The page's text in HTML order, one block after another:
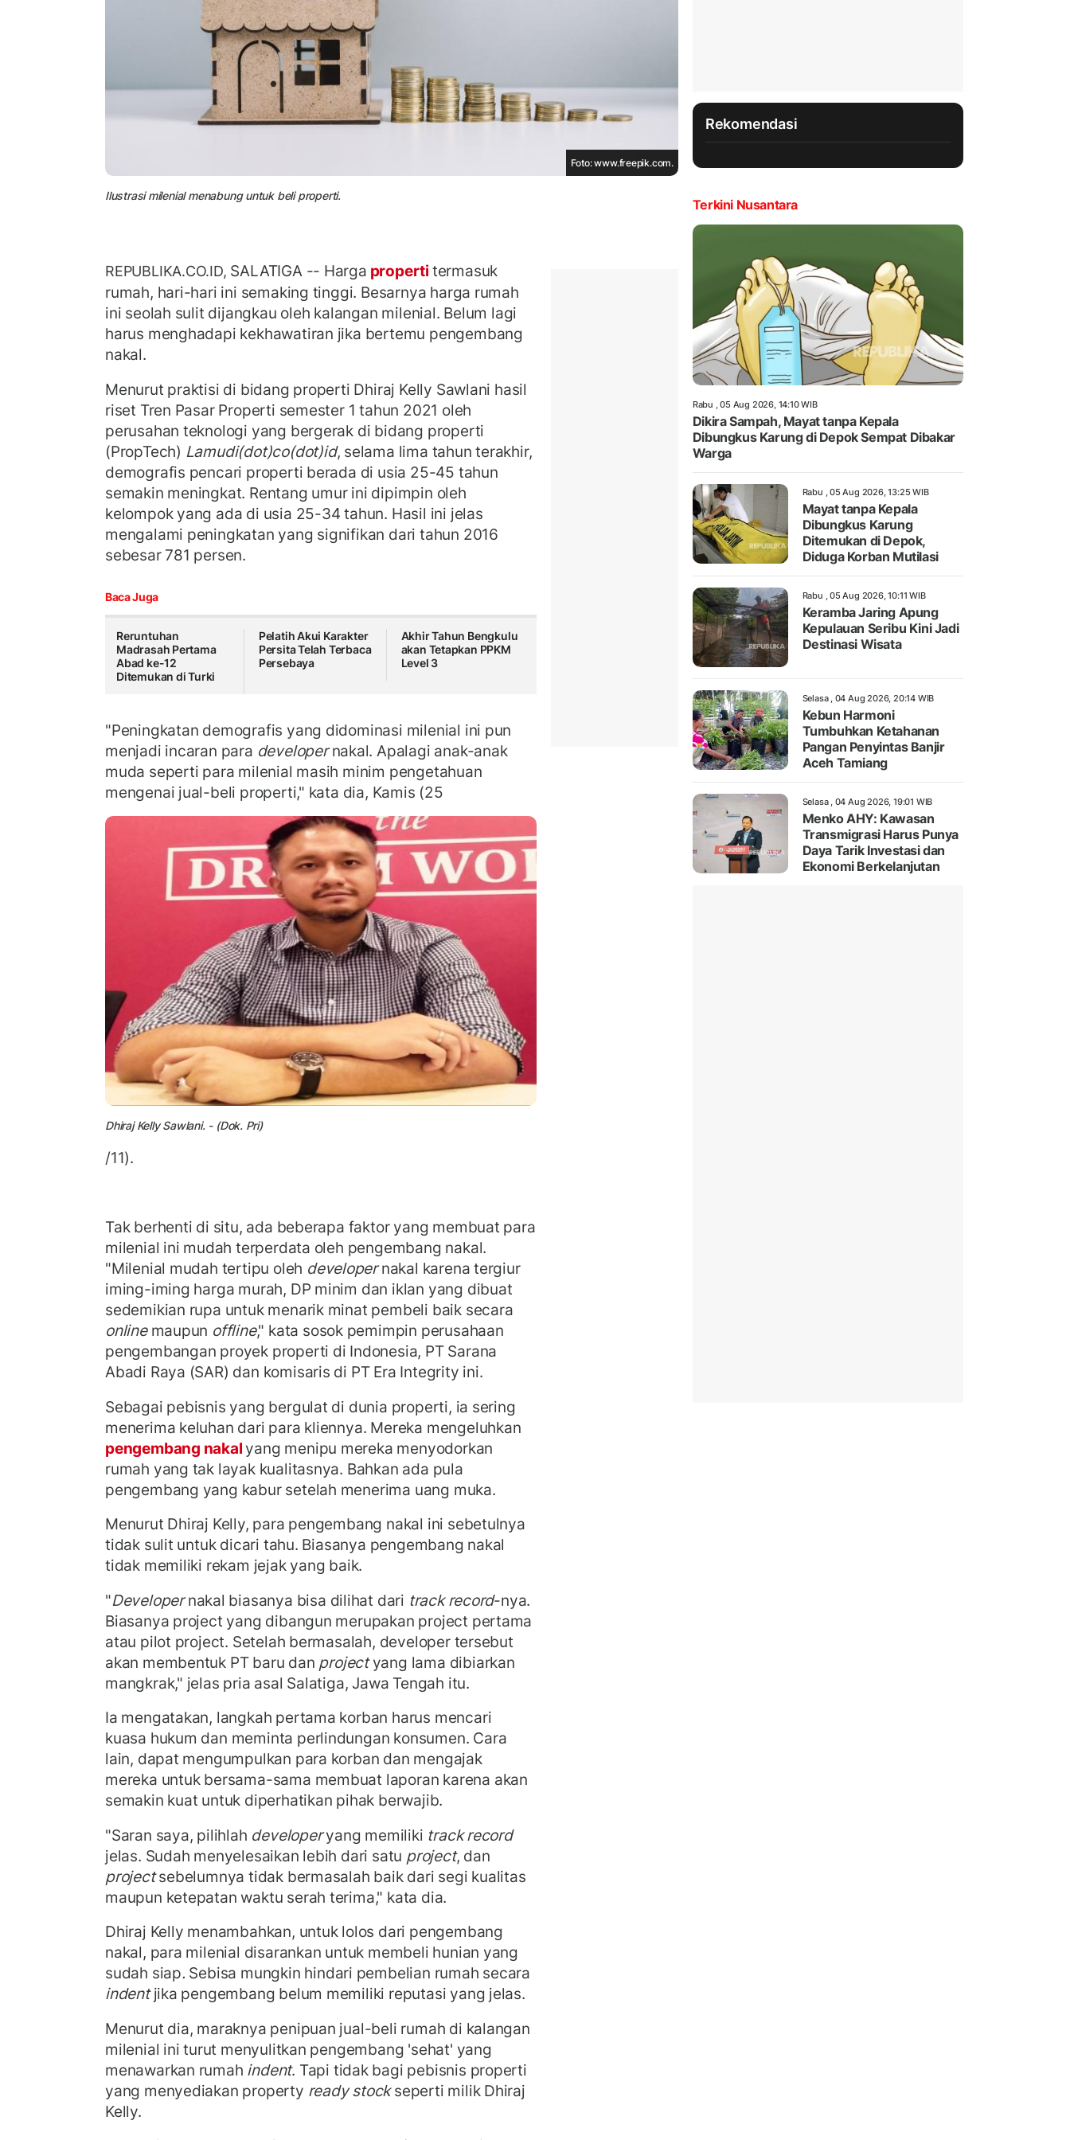
Foto: www.freepik.com.
Ilustrasi milenial menabung untuk beli properti.
REPUBLIKA.CO.ID, SALATIGA -- Harga properti termasuk
rumah, hari-hari ini semaking tinggi. Besarnya harga rumah
ini seolah sulit dijangkau oleh kalangan milenial. Belum lagi
harus menghadapi kekhawatiran jika bertemu pengembang
nakal.
Menurut praktisi di bidang properti Dhiraj Kelly Sawlani hasil
riset Tren Pasar Properti semester 1 tahun 2021 oleh
perusahan teknologi yang bergerak di bidang properti
(PropTech) Lamudi(dot)co(dot)id, selama lima tahun terakhir,
demografis pencari properti berada di usia 25-45 tahun
semakin meningkat. Rentang umur ini dipimpin oleh
kelompok yang ada di usia 25-34 tahun. Hasil ini jelas
mengalami peningkatan yang signifikan dari tahun 2016
sebesar 781 persen.
Baca Juga
Reruntuhan
Madrasah Pertama
Abad ke-12
Ditemukan di Turki
Pelatih Akui Karakter
Persita Telah Terbaca
Persebaya
Akhir Tahun Bengkulu
akan Tetapkan PPKM
Level 3
"Peningkatan demografis yang didominasi milenial ini pun
menjadi incaran para developernakal. Apalagi anak-anak
muda seperti para milenial masih minim pengetahuan
mengenai jual-beli properti," kata dia, Kamis (25
Dhiraj Kelly Sawlani. - (Dok. Pri)
/11).
Tak berhenti di situ, ada beberapa faktor yang membuat para
milenial ini mudah terperdata oleh pengembang nakal.
"Milenial mudah tertipu oleh developernakal karena tergiur
iming-iming harga murah, DP minim dan iklan yang dibuat
sedemikian rupa untuk menarik minat pembeli baik secara
onlinemaupun offline," kata sosok pemimpin perusahaan
pengembangan proyek properti di Indonesia, PT Sarana
Abadi Raya (SAR) dan komisaris di PT Era Integrity ini.
Sebagai pebisnis yang bergulat di dunia properti, ia sering
menerima keluhan dari para kliennya. Mereka mengeluhkan
pengembang nakal yang menipu mereka menyodorkan
rumah yang tak layak kualitasnya. Bahkan ada pula
pengembang yang kabur setelah menerima uang muka.
Menurut Dhiraj Kelly, para pengembang nakal ini sebetulnya
tidak sulit untuk dicari tahu. Biasanya pengembang nakal
tidak memiliki rekam jejak yang baik.
"Developernakal biasanya bisa dilihat dari track record-nya.
Biasanya project yang dibangun merupakan project pertama
atau pilot project. Setelah bermasalah, developer tersebut
akan membentuk PT baru dan projectyang lama dibiarkan
mangkrak," jelas pria asal Salatiga, Jawa Tengah itu.
Ia mengatakan, langkah pertama korban harus mencari
kuasa hukum dan meminta perlindungan konsumen. Cara
lain, dapat mengumpulkan para korban dan mengajak
mereka untuk bersama-sama membuat laporan karena akan
semakin kuat untuk diperhatikan pihak berwajib.
"Saran saya, pilihlah developeryang memiliki track record
jelas. Sudah menyelesaikan lebih dari satu project, dan
projectsebelumnya tidak bermasalah baik dari segi kualitas
maupun ketepatan waktu serah terima," kata dia.
Dhiraj Kelly menambahkan, untuk lolos dari pengembang
nakal, para milenial disarankan untuk membeli hunian yang
sudah siap.Sebisa mungkin hindari pembelian rumah secara
indentjika pengembang belum memiliki reputasi yang jelas.
Menurut dia, maraknya penipuan jual-beli rumah di kalangan
milenial ini turut menyulitkan pengembang 'sehat' yang
menawarkan rumah indent. Tapi tidak bagi pebisnis properti
yang menyediakan property ready stockseperti milik Dhiraj
Kelly.
Rekomendasi
Terkini Nusantara
Rabu , 05 Aug 2026, 14:10 WIB
Dikira Sampah, Mayat tanpa Kepala
Dibungkus Karung di Depok Sempat Dibakar
Warga
Rabu , 05 Aug 2026, 13:25 WIB
Mayat tanpa Kepala
Dibungkus Karung
Ditemukan di Depok,
Diduga Korban Mutilasi
Rabu , 05 Aug 2026, 10:11 WIB
Keramba Jaring Apung
Kepulauan Seribu Kini Jadi
Destinasi Wisata
Selasa , 04 Aug 2026, 20:14 WIB
Kebun Harmoni
Tumbuhkan Ketahanan
Pangan Penyintas Banjir
Aceh Tamiang
Selasa , 04 Aug 2026, 19:01 WIB
Menko AHY: Kawasan
Transmigrasi Harus Punya
Daya Tarik Investasi dan
Ekonomi Berkelanjutan